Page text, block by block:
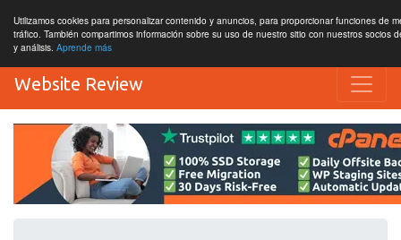
Utilizamos cookies para personalizar contenido y anuncios, para proporcionar funciones de
tráfico. También compartimos información sobre su uso de nuestro sitio con nuestros socios
y análisis. Aprende más
Website Review